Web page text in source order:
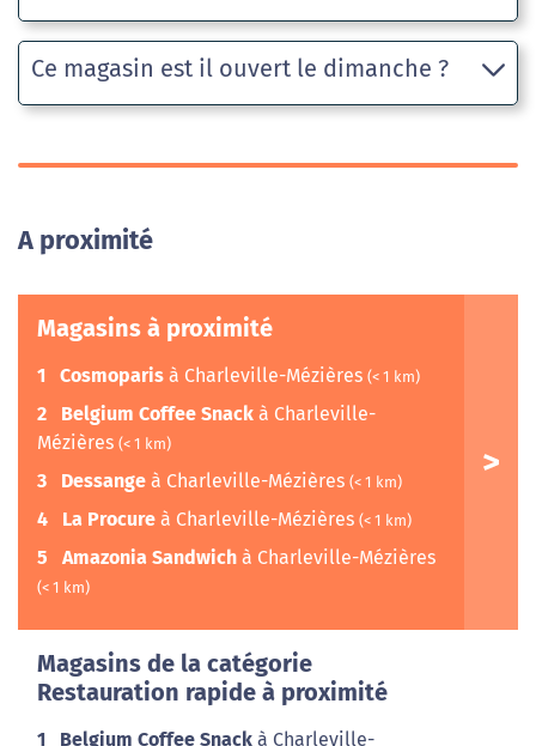
Ce magasin est il ouvert le dimanche ?
A proximité
Magasins à proximité
1 Cosmoparis à Charleville-Mézières (< 1 km)
2 Belgium Coffee Snack à Charleville-
Mézières (< 1 km)
3 Dessange à Charleville-Mézières (< 1 km)
4 La Procure à Charleville-Mézières (< 1 km)
5 Amazonia Sandwich à Charleville-Mézières
(< 1 km)
Magasins de la catégorie
Restauration rapide à proximité
1 Belgium Coffee Snack à Charleville-